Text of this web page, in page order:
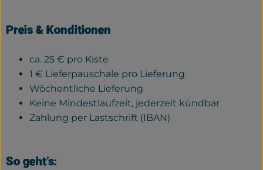
Preis & Konditionen
ca. 25 € pro Kiste
1 € Lieferpauschale pro Lieferung
Wöchentliche Lieferung
Keine Mindestlaufzeit, jederzeit kündbar
Zahlung per Lastschrift (IBAN)
So geht's: